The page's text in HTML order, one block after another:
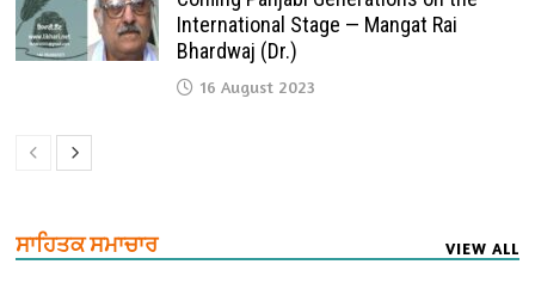
International Stage — Mangat Rai
Bhardwaj (Dr.)
16 August 2023
ਸਾਹਿਤਕ ਸਮਾਚਾਰ VIEW ALL